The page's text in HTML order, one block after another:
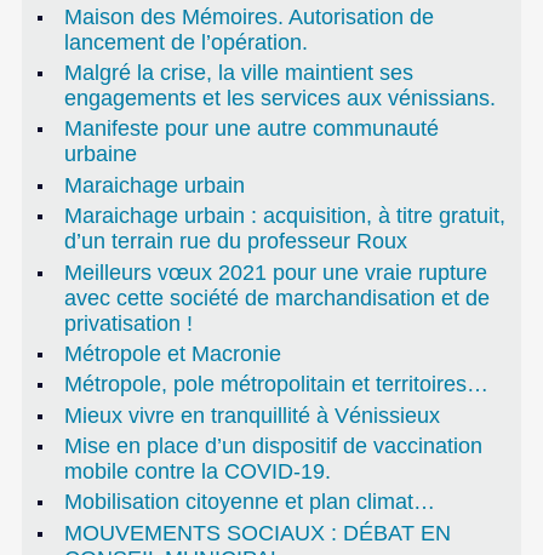
Maison des Mémoires. Autorisation de
lancement de l’opération.
Malgré la crise, la ville maintient ses
engagements et les services aux vénissians.
Manifeste pour une autre communauté
urbaine
Maraichage urbain
Maraichage urbain : acquisition, à titre gratuit,
d’un terrain rue du professeur Roux
Meilleurs vœux 2021 pour une vraie rupture
avec cette société de marchandisation et de
privatisation !
Métropole et Macronie
Métropole, pole métropolitain et territoires…
Mieux vivre en tranquillité à Vénissieux
Mise en place d’un dispositif de vaccination
mobile contre la COVID-19.
Mobilisation citoyenne et plan climat…
MOUVEMENTS SOCIAUX : DÉBAT EN